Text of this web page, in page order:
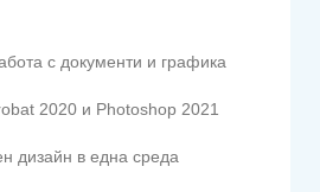
с документи и графика
2020 и Photoshop 2021
дизайн в една среда